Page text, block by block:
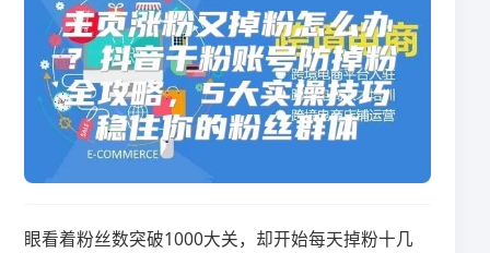
眼看着粉丝数突破1000大关，却开始每天掉粉十几